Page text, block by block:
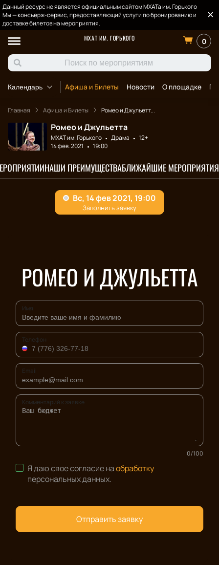
Данный ресурс не является официальным сайтом МХАТа им. Горького
Мы — консьерж-сервис, предоставляющий услуги по бронированию и
доставке билетов на мероприятия.
МХАТ ИМ. ГОРЬКОГО
0
Календарь Афиша и Билеты Новости О площадке
Главная Афиша и Билеты Ромео и Джульетт...
Ромео и Джульетта
МХАТ им. Горького Драма
12+
14 фев. 2021
19:00
НАШИ ПРЕИМУЩЕСТВАБЛИЖАЙШИЕ МЕРОПРИЯТИЯ
РОМЕО И ДЖУЛЬЕТТА
Имя
Телефон
Email
Комментарий к заявке
0/100
Я даю свое согласие наобработку
персональных данных.
Отправить заявку